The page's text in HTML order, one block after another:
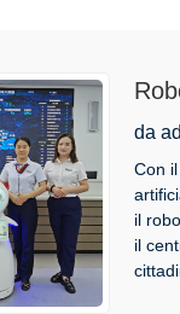
da
Con
il
il